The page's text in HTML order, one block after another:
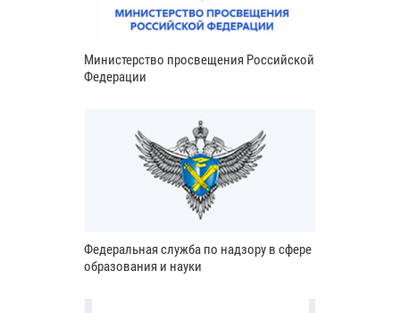
Министерство просвещения Российской
Федерации
Федеральная служба по надзору в сфере
образования и науки